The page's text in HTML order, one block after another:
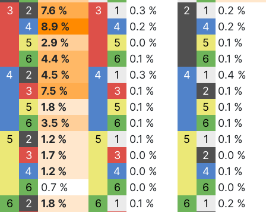
3
2
7.6 %
4
8.9 %
5
2.9 %
6
4.4 %
4
2
4.5 %
3
7.5 %
5
1.8 %
6
3.5 %
5
2
1.2 %
3
1.7 %
4
1.2 %
6
0.7 %
6
2
1.8 %
3
1
0.3 %
4
0.2 %
5
0.0 %
6
0.1 %
4
1
0.3 %
3
0.1 %
5
0.1 %
6
0.1 %
5
1
0.1 %
3
0.0 %
4
0.0 %
6
0.0 %
6
1
0.1 %
2
1
0.2 %
4
0.2 %
5
0.1 %
6
0.1 %
4
1
0.4 %
2
0.1 %
5
0.1 %
6
0.1 %
5
1
0.1 %
2
0.0 %
4
0.1 %
6
0.0 %
6
1
0.2 %